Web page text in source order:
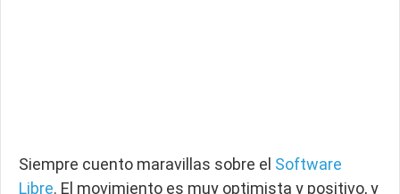
Siempre cuento maravillas sobre el Software
Libre. El movimiento es muy optimista y positivo, y